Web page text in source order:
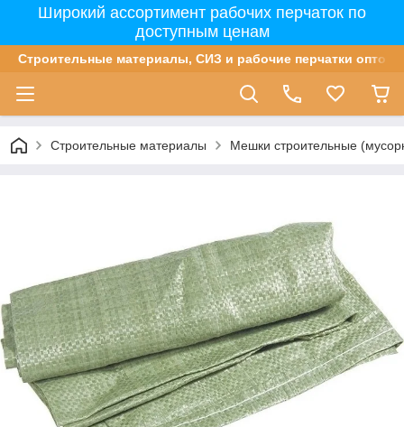
Широкий ассортимент рабочих перчаток по
доступным ценам
Строительные материалы, СИЗ и рабочие перчатки оптом
Строительные материалы Мешки строительные